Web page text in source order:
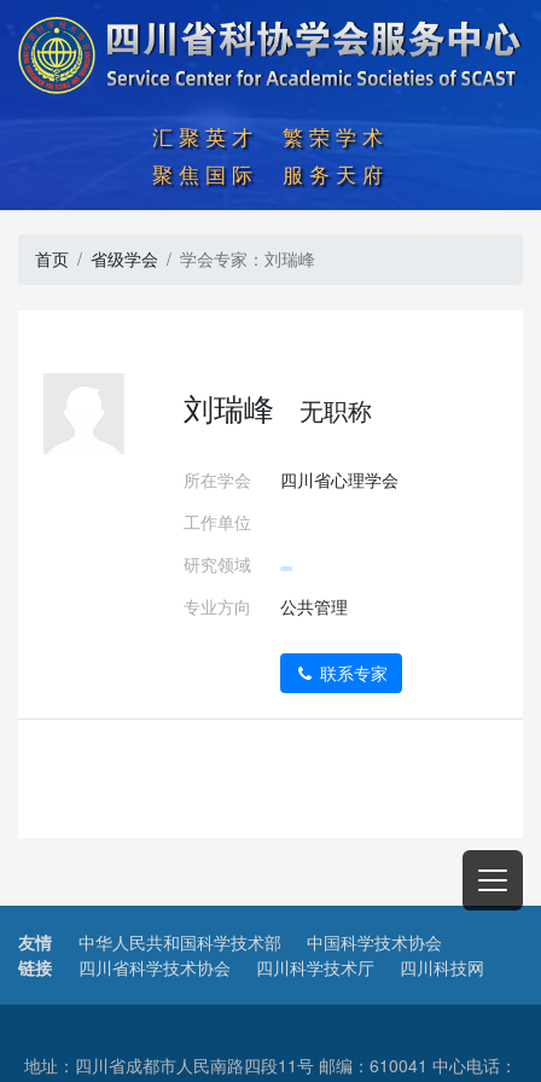
汇聚英才  繁荣学术
聚焦国际  服务天府
首页 省级学会 学会专家：刘瑞峰
刘瑞峰 无职称
所在学会
四川省心理学会
工作单位
研究领域
专业方向
公共管理
联系专家
友情
链接
中华人民共和国科学技术部
中国科学技术协会
四川省科学技术协会
四川科学技术厅 四川科技网
地址：四川省成都市人民南路四段11号 邮编：610041 中心电话：